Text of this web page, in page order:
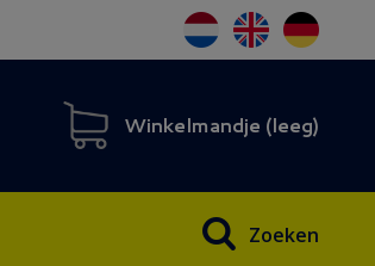
Winkelmandje (leeg)
Zoeken